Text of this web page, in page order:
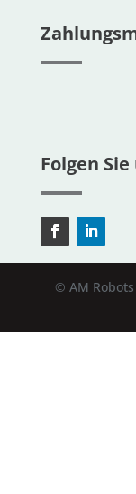
Folgen Sie
© AM